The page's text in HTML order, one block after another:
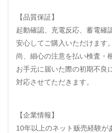
【品質保証】
起動確認、充電反応、蓄電確
安心してご購入いただけます。
尚、細心の注意を払い検査・
お手元に届いた際の初期不良
対応させてただきます。
【企業情報】
10年以上のネット贩売経験が